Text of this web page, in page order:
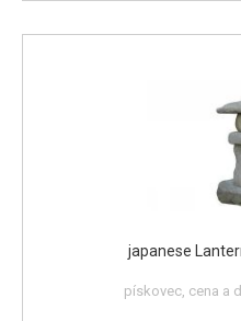
japanese
pískovec, cena a